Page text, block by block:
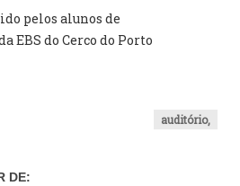
pelos alunos de
EBS do Cerco do Porto
auditório,
DE: